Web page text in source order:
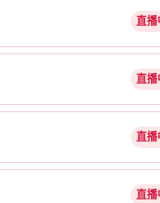
直播
直播
直播
直播